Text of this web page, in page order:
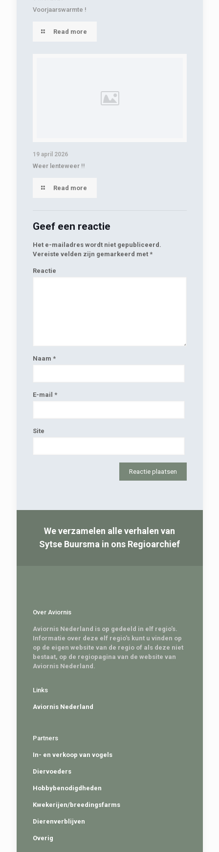
Voorjaarswarmte !
Read more
19 april 2026
Weer lenteweer !!
Read more
Geef een reactie
Het e-mailadres wordt niet gepubliceerd.
Vereiste velden zijn gemarkeerd met *
Reactie
Naam *
E-mail *
Site
We verzamelen alle verhalen van
Sytse Buursma in ons Regioarchief
Over Aviornis
Aviornis Nederland is op gedeeld in elf regio's.
Informatie over deze elf regio's kunt u vinden op
op de eigen website van de regio of als deze niet
bestaat, op de regiopagina van de website van
Aviornis Nederland.
Links
Aviornis Nederland
Partners
In- en verkoop van vogels
Diervoeders
Hobbybenodigdheden
Kwekerijen/breedingsfarms
Dierenverblijven
Overig